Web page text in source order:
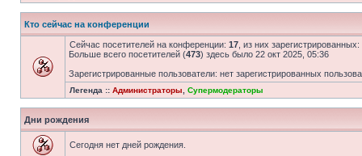
Кто сейчас на конференции
Сейчас посетителей на конференции: 17 , из них
Больше всего посетителей (473) здесь было 22 окт 2025, 05:36
Зарегистрированные пользователи: нет зарегистрированных
Легенда :: Администраторы Супермодераторы
Дни рождения
Сегодня нет дней рождения.